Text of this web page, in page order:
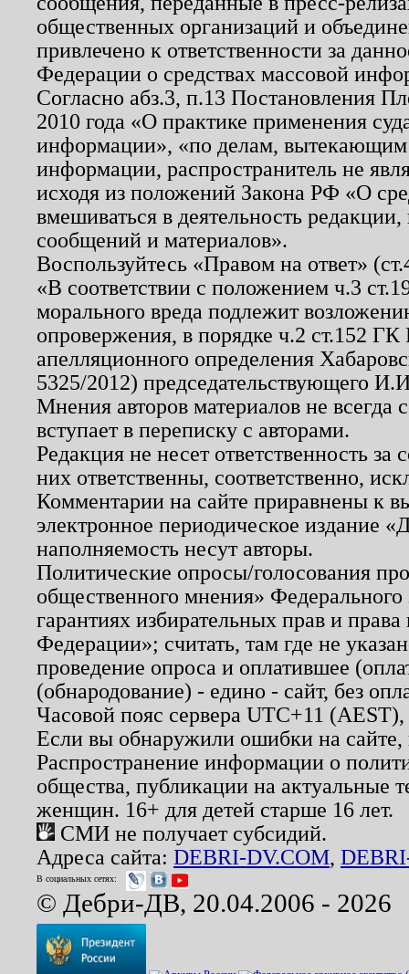
общественных организаций и
привлечено к ответственности за
Федерации о средствах массовой
Согласно абз.3, п.13 Постановления
2010 года «О практике применения
информации», «по делам, вытекающим
информации, распространитель не
исходя из положений Закона РФ «О
вмешиваться в деятельность
сообщений и материалов».
Воспользуйтесь «Правом на ответ»
«В соответствии с положением ч.3
морального вреда подлежит
опровержения, в порядке ч.2 ст.152
апелляционного определения
5325/2012) председательствующего
Мнения авторов материалов не
вступает в переписку с авторами.
Редакция не несет ответственность
них ответственны, соответственно,
Комментарии на сайте приравнены к
электронное периодическое издание
наполняемость несут авторы.
Политические опросы/голосования
общественного мнения»
гарантиях избирательных прав и
Федерации»; считать, там где не
проведение опроса и оплатившее
(обнародование) - едино - сайт, без
Часовой пояс сервера UTC+11
Если вы обнаружили ошибки на
Распространение информации о
общества, публикации на актуальные
женщин. 16+ для детей старше 16 лет.
СМИ не получает субсидий.
Адреса сайта: DEBRI-DV.COM,
В социальных сетях:
© Дебри-ДВ, 20.04.2006 - 2026